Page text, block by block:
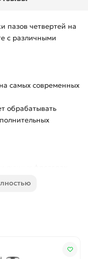
пазов четвертей на
с различными
самых современных
обрабатывать
предметов